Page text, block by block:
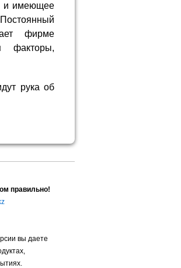
и имеющее
фирме
факторы,
рука об
правильно!
вы даете